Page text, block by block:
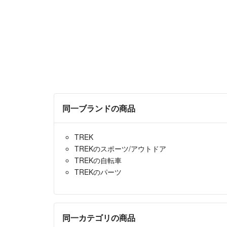
同一ブランドの商品
TREK
TREKのスポーツ/アウトドア
TREKの自転車
TREKのパーツ
同一カテゴリの商品